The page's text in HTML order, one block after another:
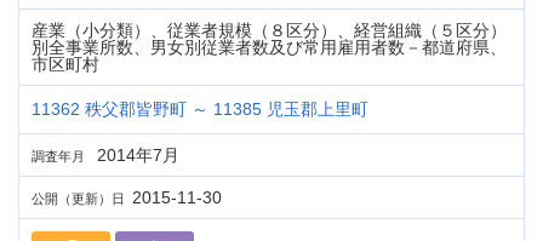
産業（小分類）、従業者規模（８区分）、経営組織（５区分）
別全事業所数、男女別従業者数及び常用雇用者数－都道府県、
市区町村
11362 秩父郡皆野町 ～ 11385 児玉郡上里町
調査年月 2014年7月
公開（更新）日 2015-11-30